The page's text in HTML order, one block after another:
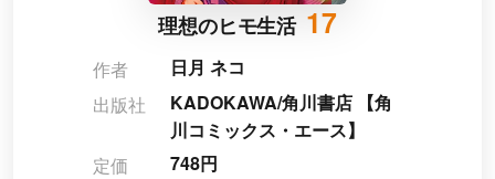
理想のヒモ生活 17
作者
日月 ネコ
出版社
KADOKAWA/角川書店 【角
川コミックス・エース】
定価
748円